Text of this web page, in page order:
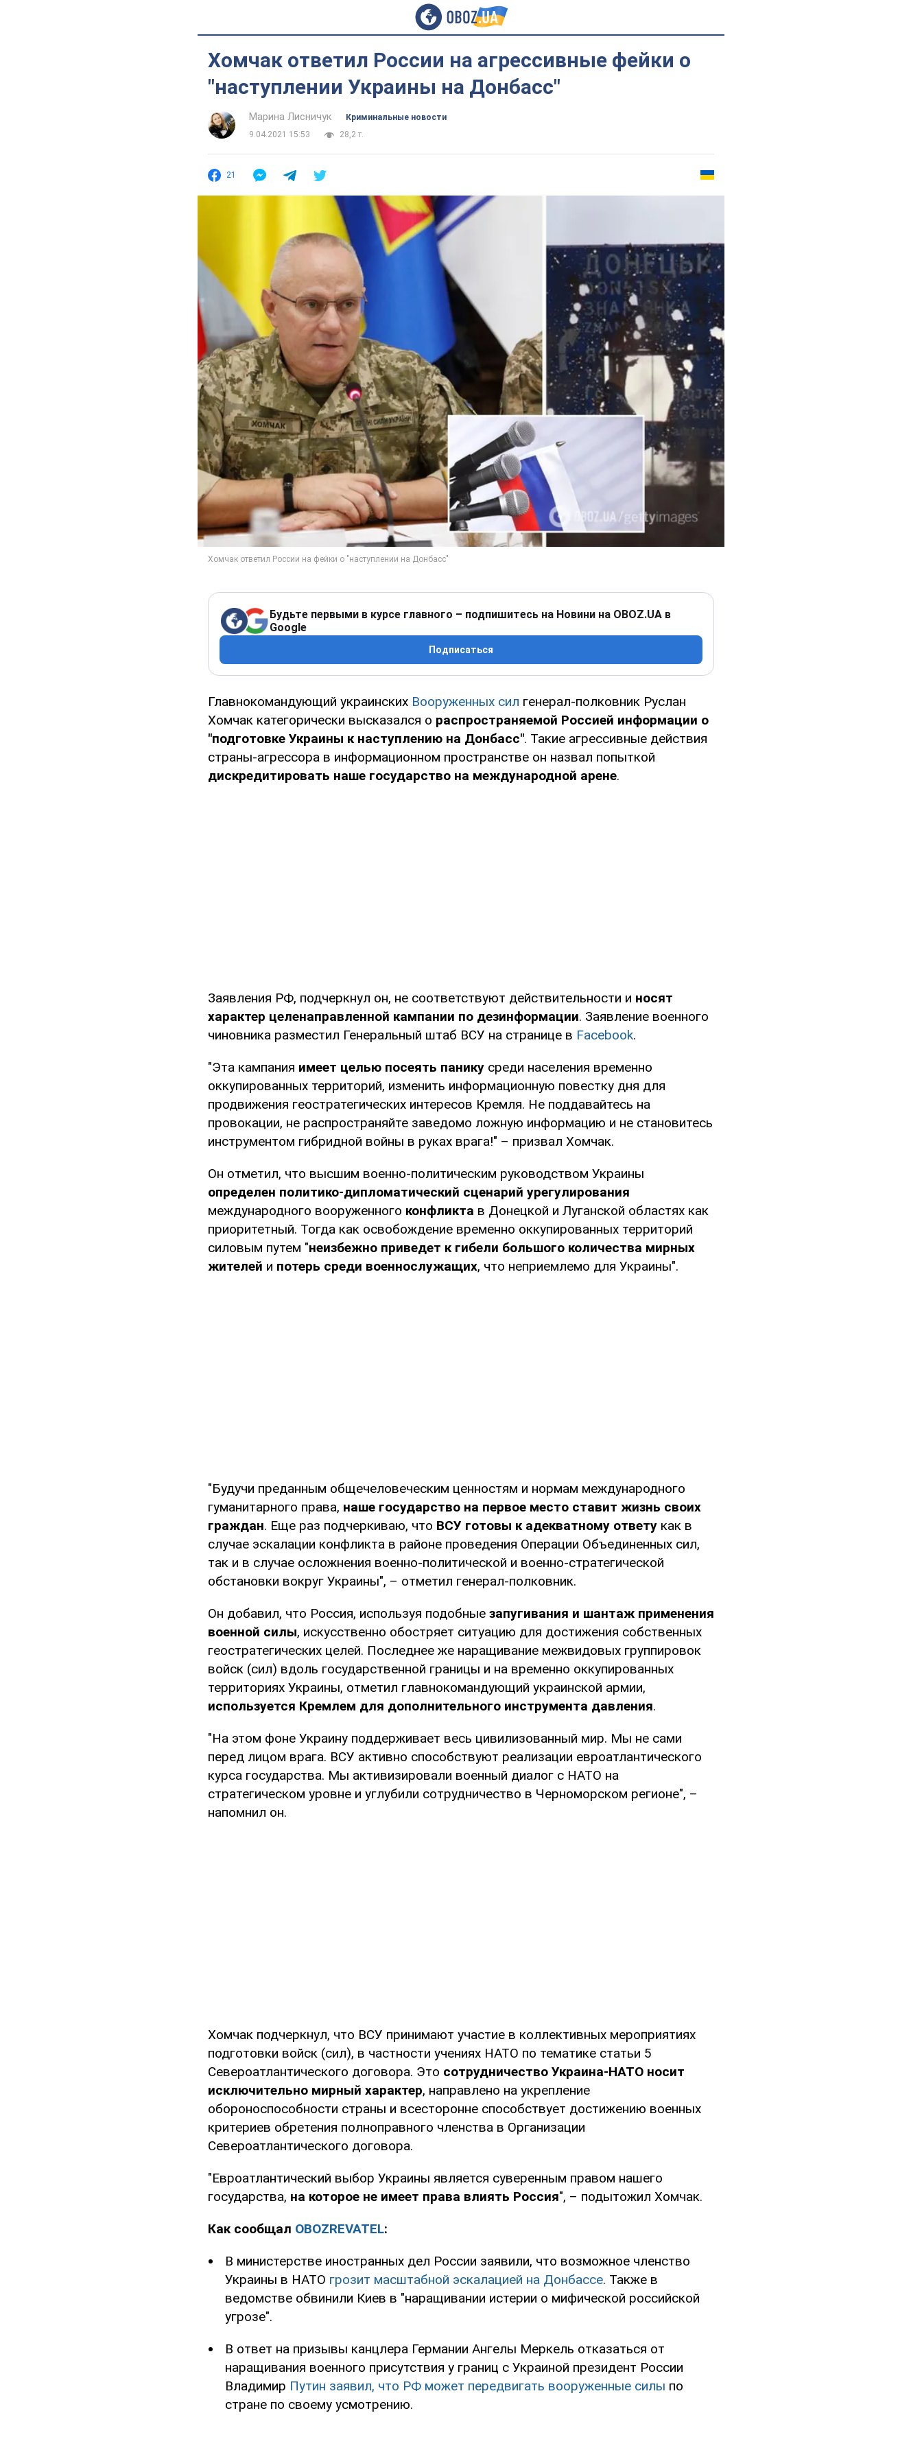
Хомчак ответил России на агрессивные фейки о
"наступлении Украины на Донбасс"
Марина Лисничук
Криминальные новости
9.04.2021 15:53
28,2 т.
21
Будьте первыми в курсе главного – подпишитесь на Новини на OBOZ.UA в
Google
Подписаться
Главнокомандующий украинских Вооруженных сил генерал-полковник Руслан
Хомчак категорически высказался о распространяемой Россией информации о
"подготовке Украины к наступлению на Донбасс". Такие агрессивные действия
страны-агрессора в информационном пространстве он назвал попыткой
дискредитировать наше государство на международной арене.
Заявления РФ, подчеркнул он, не соответствуют действительности и носят
характер целенаправленной кампании по дезинформации. Заявление военного
чиновника разместил Генеральный штаб ВСУ на странице в Facebook.
"Эта кампания имеет целью посеять панику среди населения временно
оккупированных территорий, изменить информационную повестку дня для
продвижения геостратегических интересов Кремля. Не поддавайтесь на
провокации, не распространяйте заведомо ложную информацию и не становитесь
инструментом гибридной войны в руках врага!" – призвал Хомчак.
Он отметил, что высшим военно-политическим руководством Украины
определен политико-дипломатический сценарий урегулирования
международного вооруженного конфликта в Донецкой и Луганской областях как
приоритетный. Тогда как освобождение временно оккупированных территорий
силовым путем "неизбежно приведет к гибели большого количества мирных
жителей и потерь среди военнослужащих, что неприемлемо для Украины".
"Будучи преданным общечеловеческим ценностям и нормам международного
гуманитарного права, наше государство на первое место ставит жизнь своих
граждан. Еще раз подчеркиваю, что ВСУ готовы к адекватному ответу как в
случае эскалации конфликта в районе проведения Операции Объединенных сил,
так и в случае осложнения военно-политической и военно-стратегической
обстановки вокруг Украины", – отметил генерал-полковник.
Он добавил, что Россия, используя подобные запугивания и шантаж применения
военной силы, искусственно обостряет ситуацию для достижения собственных
геостратегических целей. Последнее же наращивание межвидовых группировок
войск (сил) вдоль государственной границы и на временно оккупированных
территориях Украины, отметил главнокомандующий украинской армии,
используется Кремлем для дополнительного инструмента давления.
"На этом фоне Украину поддерживает весь цивилизованный мир. Мы не сами
перед лицом врага. ВСУ активно способствуют реализации евроатлантического
курса государства. Мы активизировали военный диалог с НАТО на
стратегическом уровне и углубили сотрудничество в Черноморском регионе", –
напомнил он.
Хомчак подчеркнул, что ВСУ принимают участие в коллективных мероприятиях
подготовки войск (сил), в частности учениях НАТО по тематике статьи 5
Североатлантического договора. Это сотрудничество Украина-НАТО носит
исключительно мирный характер, направлено на укрепление
обороноспособности страны и всесторонне способствует достижению военных
критериев обретения полноправного членства в Организации
Североатлантического договора.
"Евроатлантический выбор Украины является суверенным правом нашего
государства, на которое не имеет права влиять Россия", – подытожил Хомчак.
Как сообщал OBOZREVATEL:
В министерстве иностранных дел России заявили, что возможное членство
Украины в НАТО грозит масштабной эскалацией на Донбассе. Также в
ведомстве обвинили Киев в "наращивании истерии о мифической российской
угрозе".
В ответ на призывы канцлера Германии Ангелы Меркель отказаться от
наращивания военного присутствия у границ с Украиной президент России
Владимир Путин заявил, что РФ может передвигать вооруженные силы по
стране по своему усмотрению.